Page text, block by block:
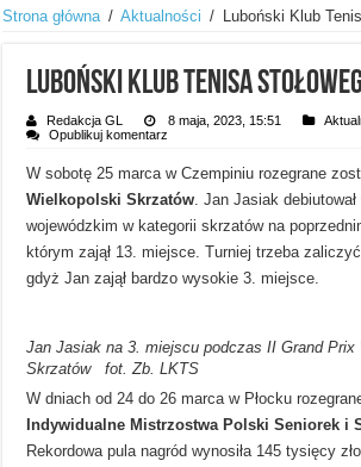
Strona główna / Aktualności / Luboński Klub
Luboński Klub Tenisa
Redakcja GL 8 maja, 2023, 15:51
Opublikuj komentarz
W sobotę 25 marca w Czempiniu rozegrane
Wielkopolski Skrzatów. Jan Jasiak
wojewódzkim w kategorii skrzatów na
którym zajął 13. miejsce. Turniej trzeba
gdyż Jan zajął bardzo wysokie 3. miejsce.
Jan Jasiak na 3. miejscu podczas II Grand Prix
Skrzatów fot. Zb. LKTS
W dniach od 24 do 26 marca w Płocku
Indywidualne Mistrzostwa Polski Seniorek i
Rekordowa pula nagród wynosiła 145 tysięcy